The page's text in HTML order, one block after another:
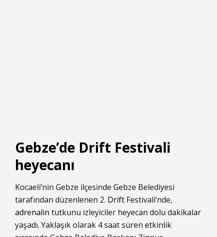
Gebze’de Drift Festivali
heyecanı
Kocaeli’nin Gebze ilçesinde Gebze Belediyesi
tarafından düzenlenen 2. Drift Festivali’nde,
adrenalin tutkunu izleyiciler heyecan dolu dakikalar
yaşadı. Yaklaşık olarak 4 saat süren etkinlik